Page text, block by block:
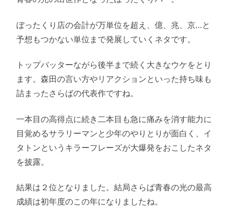
ぼったくり店の会計が万単位を超え、億、兆、京…と
予想もつかない単位まで発展していくネタです。
トップバッターながら後半まで続く大きなウケをとり
ます。森田の言い方やリアクションといった持ち味も
詰まったさらばの代表作ですね。
一本目の高得点に続き二本目も急に痛みを消す能力に
目覚めるサラリーマンと少年のやりとりが面白く、イ
タトンというキラーフレーズが大爆発をおこしたネタ
を披露。
結果は２位となりました。結局さらば青春の光の最高
成績は初年度のこの年になりましたね。